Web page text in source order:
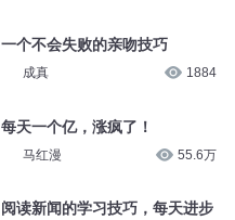
一个不会失败的亲吻技巧
成真 1884
每天一个亿，涨疯了！
马红漫 55.6万
阅读新闻的学习技巧，每天进步